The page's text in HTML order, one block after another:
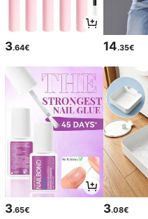
3.64€ 14.35€
3.65€ 3.08€